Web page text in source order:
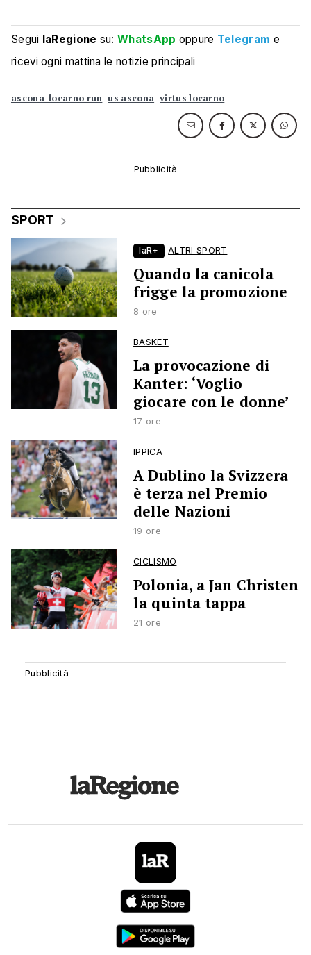
Segui laRegione su:WhatsApp oppure Telegram e
ricevi ogni mattina le notizie principali
ascona-locarno run us ascona virtus locarno
SPORT
laR+ ALTRI SPORT
Quando la canicola
frigge la promozione
8 ore
BASKET
La provocazione di
Kanter: ‘Voglio
giocare con le donne’
17 ore
IPPICA
A Dublino la Svizzera
è terza nel Premio
delle Nazioni
19 ore
CICLISMO
Polonia, a Jan Christen
la quinta tappa
21 ore